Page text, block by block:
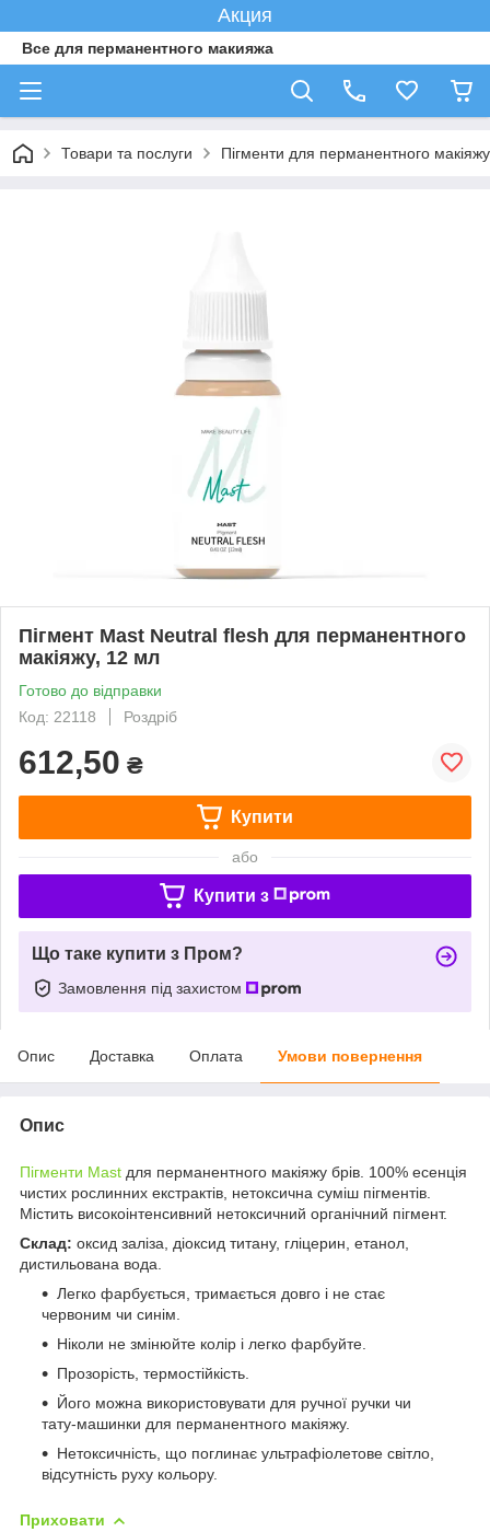
Акция
Все для перманентного макияжа
Товари та послуги Пігменти для перманентного макіяжу
Пігмент Mast Neutral flesh для перманентного
макіяжу, 12 мл
Готово до відправки
Код: 22118
Роздріб
612,50 ₴
Купити
або
Купити з
Що таке купити з Пром?
Замовлення під захистом
Опис Доставка Оплата Умови повернення
Опис
Пігменти Mast для перманентного макіяжу брів. 100% есенція
чистих рослинних екстрактів, нетоксична суміш пігментів.
Містить високоінтенсивний нетоксичний органічний пігмент.
Склад: оксид заліза, діоксид титану, гліцерин, етанол,
дистильована вода.
Легко фарбується, тримається довго і не стає
червоним чи синім.
Ніколи не змінюйте колір і легко фарбуйте.
Прозорість, термостійкість.
Його можна використовувати для ручної ручки чи
тату-машинки для перманентного макіяжу.
Нетоксичність, що поглинає ультрафіолетове світло,
відсутність руху кольору.
Приховати